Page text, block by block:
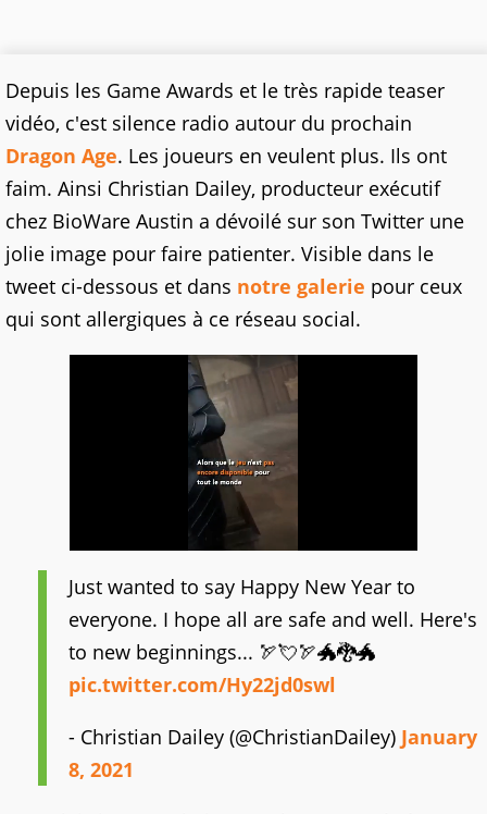
Depuis les Game Awards et le très rapide teaser
vidéo, c'est silence radio autour du prochain
Dragon Age. Les joueurs en veulent plus. Ils ont
faim. Ainsi Christian Dailey, producteur exécutif
chez BioWare Austin a dévoilé sur son Twitter une
jolie image pour faire patienter. Visible dans le
tweet ci-dessous et dans notre galerie pour ceux
qui sont allergiques à ce réseau social.
Just wanted to say Happy New Year to
everyone. I hope all are safe and well. Here's
to new beginnings... 🏹💘🏹🐲🐉🐲
pic.twitter.com/Hy22jd0swl
- Christian Dailey (@ChristianDailey) January
8, 2021